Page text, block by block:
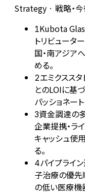
Strategy · 戦略・
1Kubota
トリビュータ
国・南アジア
める。
2エミクスス
とのLOIに基
パッショネー
3資金調達の
企業提携・ラ
キャッシュ使
る。
4パイプライ
子治療の優先
の低い医療機